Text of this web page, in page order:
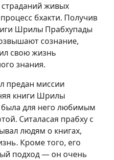
живых
бхакти. Получив
Шрилы Прабхупады
сознание,
свою жизнь
знания.
предан миссии
книги Шрилы
для него любимым
Ситаласая прабху с
людям о книгах,
Кроме того, его
подход — он очень